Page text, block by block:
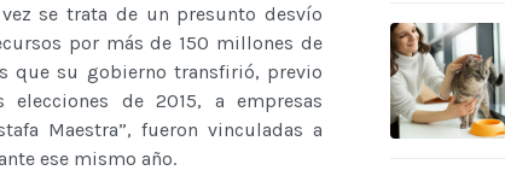
vez se trata de un presunto desvío
por más de 150 millones de
que su gobierno transfirió, previo
elecciones de 2015, a empresas
Maestra”, fueron vinculadas a
ese mismo año.